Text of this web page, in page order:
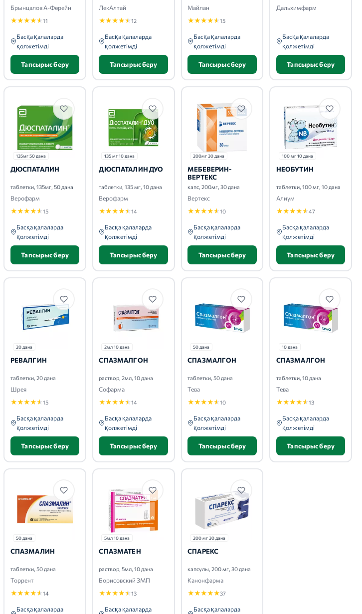
Брынцалов А-Ферейн
★★★★★11
Басқа қалаларда
қолжетімді
Тапсырыс беру
ЛекАлтай
★★★★★12
Басқа қалаларда
қолжетімді
Тапсырыс беру
Майлан
★★★★★15
Басқа қалаларда
қолжетімді
Тапсырыс беру
Дальхимфарм
Басқа қалаларда
қолжетімді
Тапсырыс беру
135мг 50 дана
ДЮСПАТАЛИН
таблетки, 135мг, 50 дана
Верофарм
★★★★★15
Басқа қалаларда
қолжетімді
Тапсырыс беру
135 мг 10 дана
ДЮСПАТАЛИН ДУО
таблетки, 135 мг, 10 дана
Верофарм
★★★★★14
Басқа қалаларда
қолжетімді
Тапсырыс беру
200мг 30 дана
МЕБЕВЕРИН-
ВЕРТЕКС
капс, 200мг, 30 дана
Вертекс
★★★★★10
Басқа қалаларда
қолжетімді
Тапсырыс беру
100 мг 10 дана
НЕОБУТИН
таблетки, 100 мг, 10 дана
Алиум
★★★★★47
Басқа қалаларда
қолжетімді
Тапсырыс беру
20 дана
РЕВАЛГИН
таблетки, 20 дана
Шрея
★★★★★15
Басқа қалаларда
қолжетімді
Тапсырыс беру
2мл 10 дана
СПАЗМАЛГОН
раствор, 2мл, 10 дана
Софарма
★★★★★14
Басқа қалаларда
қолжетімді
Тапсырыс беру
50 дана
СПАЗМАЛГОН
таблетки, 50 дана
Тева
★★★★★10
Басқа қалаларда
қолжетімді
Тапсырыс беру
10 дана
СПАЗМАЛГОН
таблетки, 10 дана
Тева
★★★★★13
Басқа қалаларда
қолжетімді
Тапсырыс беру
50 дана
СПАЗМАЛИН
таблетки, 50 дана
Торрент
★★★★★14
Басқа қалаларда
5мл 10 дана
СПАЗМАТЕН
раствор, 5мл, 10 дана
Борисовский ЗМП
★★★★★13
Басқа қалаларда
200 мг 30 дана
СПАРЕКС
капсулы, 200 мг, 30 дана
Канонфарма
★★★★★37
Басқа қалаларда